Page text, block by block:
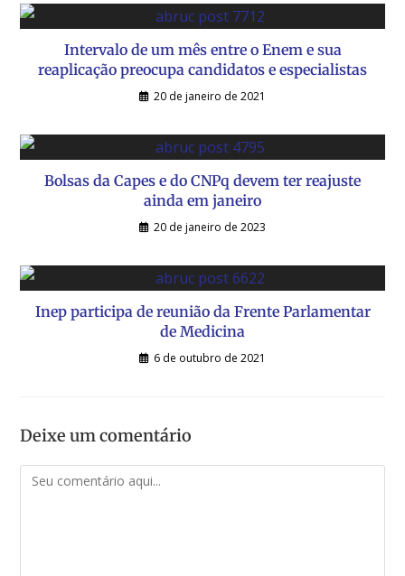
Intervalo de um mês entre o Enem e sua
reaplicação preocupa candidatos e especialistas
20 de janeiro de 2021
Bolsas da Capes e do CNPq devem ter reajuste
ainda em janeiro
20 de janeiro de 2023
Inep participa de reunião da Frente Parlamentar
de Medicina
6 de outubro de 2021
Deixe um comentário